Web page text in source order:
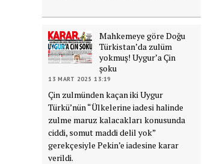
Mahkemeye göre Doğu
Türkistan’da zulüm
yokmuş! Uygur’a Çin
şoku
13 MART 2025 13:19
Çin zulmünden kaçan iki Uygur
Türkü’nün “Ülkelerine iadesi halinde
zulme maruz kalacakları konusunda
ciddi, somut maddi delil yok”
gerekçesiyle Pekin’e iadesine karar
verildi.